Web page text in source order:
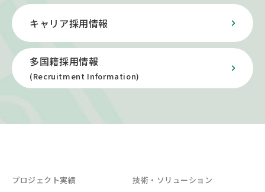
キャリア採用情報
多国籍採用情報
(Recruitment Information)
プロジェクト実績 技術・ソリューション